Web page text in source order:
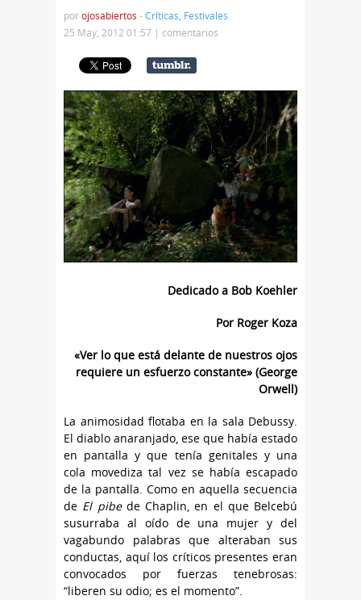
porojosabiertos -Críticas Festivales
25 May, 2012 01:57 | comentarios
Dedicado a Bob Koehler
Por Roger Koza
«Ver lo que está delante de nuestros ojos
requiere un esfuerzo constante» (George
Orwell)
La animosidad flotaba en la sala Debussy.
El diablo anaranjado, ese que había estado
en pantalla y que tenía genitales y una
cola movediza tal vez se había escapado
de la pantalla. Como en aquella secuencia
de El pibede Chaplin, en el que Belcebú
susurraba al oído de una mujer y del
vagabundo palabras que alteraban sus
conductas, aquí los críticos presentes eran
convocados por fuerzas tenebrosas:
“liberen su odio; es el momento”.